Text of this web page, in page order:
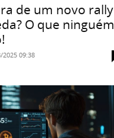
de um novo rally
O que ninguém
2025 09:38